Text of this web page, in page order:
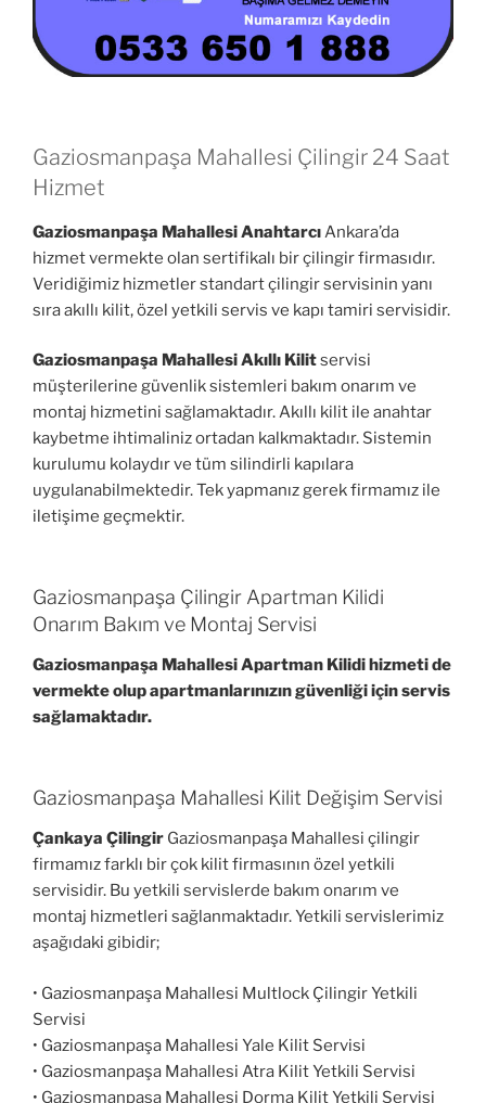
Gaziosmanpaşa Mahallesi Çilingir 24 Saat
Hizmet
Gaziosmanpaşa Mahallesi AnahtarcıAnkara’da
hizmet vermekte olan sertifikalı bir çilingir firmasıdır.
Veridiğimiz hizmetler standart çilingir servisinin yanı
sıra akıllı kilit, özel yetkili servis ve kapı tamiri servisidir.
Gaziosmanpaşa Mahallesi Akıllı Kilitservisi
müşterilerine güvenlik sistemleri bakım onarım ve
montaj hizmetini sağlamaktadır. Akıllı kilit ile anahtar
kaybetme ihtimaliniz ortadan kalkmaktadır. Sistemin
kurulumu kolaydır ve tüm silindirli kapılara
uygulanabilmektedir. Tek yapmanız gerek firmamız ile
iletişime geçmektir.
Gaziosmanpaşa Çilingir Apartman Kilidi
Onarım Bakım ve Montaj Servisi
Gaziosmanpaşa Mahallesi Apartman Kilidi hizmeti de
vermekte olup apartmanlarınızın güvenliği için servis
sağlamaktadır.
Gaziosmanpaşa Mahallesi Kilit Değişim Servisi
Çankaya Çilingir Gaziosmanpaşa Mahallesi çilingir
firmamız farklı bir çok kilit firmasının özel yetkili
servisidir. Bu yetkili servislerde bakım onarım ve
montaj hizmetleri sağlanmaktadır. Yetkili servislerimiz
aşağıdaki gibidir;
• Gaziosmanpaşa Mahallesi Multlock Çilingir Yetkili
Servisi
• Gaziosmanpaşa Mahallesi Yale Kilit Servisi
• Gaziosmanpaşa Mahallesi Atra Kilit Yetkili Servisi
• Gaziosmanpaşa Mahallesi Dorma Kilit Yetkili Servisi